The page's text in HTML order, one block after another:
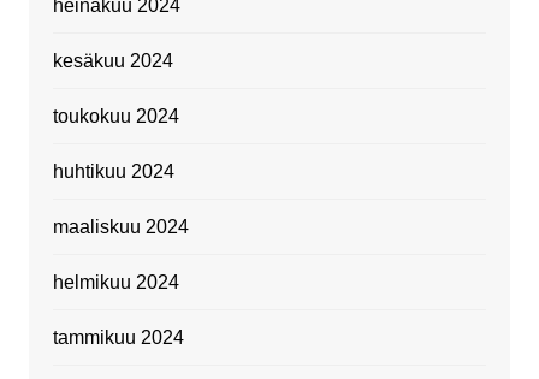
heinäkuu 2024
kesäkuu 2024
toukokuu 2024
huhtikuu 2024
maaliskuu 2024
helmikuu 2024
tammikuu 2024